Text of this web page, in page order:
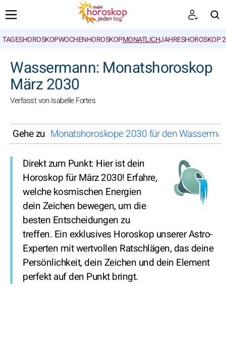
TAGESHOROSKOPWOCHENHOROSKOPMONATLICHJAHRESHOROSKOP
Wassermann: Monatshoroskop
März 2030
Verfasst von Isabelle Fortes
Gehe zu Monatshoroskope 2030 für den
Direkt zum Punkt: Hier ist dein
Horoskop für März 2030! Erfahre,
welche kosmischen Energien
dein Zeichen bewegen, um die
besten Entscheidungen zu
treffen. Ein exklusives Horoskop unserer Astro-
Experten mit wertvollen Ratschlägen, das deine
Persönlichkeit, dein Zeichen und dein Element
perfekt auf den Punkt bringt.